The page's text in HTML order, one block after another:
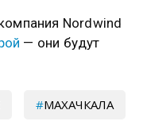
Nordwind
— они будут
МАХАЧКАЛА